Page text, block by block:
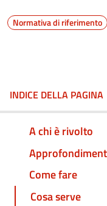
Normativa di riferimento
INDICE DELLA PAGINA
A chi è rivolto
Come fare
Cosa serve